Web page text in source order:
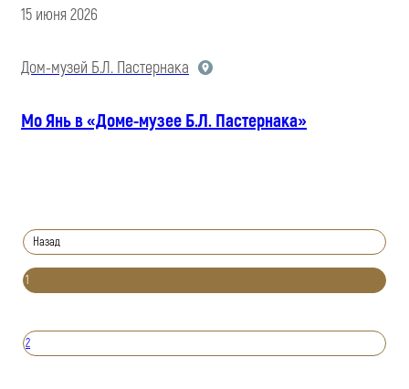
15 июня 2026
Дом-музей Б.Л. Пастернака
Мо Янь в «Доме-музее Б.Л. Пастернака»
Назад
1
2